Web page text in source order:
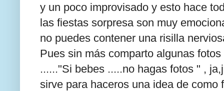
y un poco improvisado y esto hace
las fiestas sorpresa son muy
no puedes contener una risilla
Pues sin más comparto algunas
......"Si bebes .....no hagas fotos " ,
sirve para haceros una idea de como